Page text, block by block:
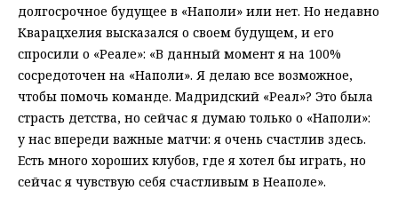
долгосрочное будущее в «Наполи» или нет. Но недавно
Кварацхелия высказался о своем будущем, и его
спросили о «Реале»: «В данный момент я на 100%
сосредоточен на «Наполи». Я делаю все возможное,
чтобы помочь команде. Мадридский «Реал»? Это была
страсть детства, но сейчас я думаю только о «Наполи»:
у нас впереди важные матчи: я очень счастлив здесь.
Есть много хороших клубов, где я хотел бы играть, но
сейчас я чувствую себя счастливым в Неаполе».